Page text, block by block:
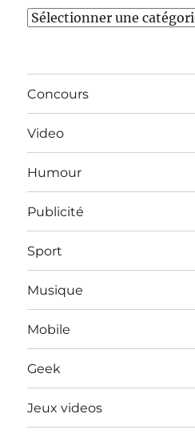
Catégories
Concours
Video
Humour
Publicité
Sport
Musique
Mobile
Geek
Jeux videos